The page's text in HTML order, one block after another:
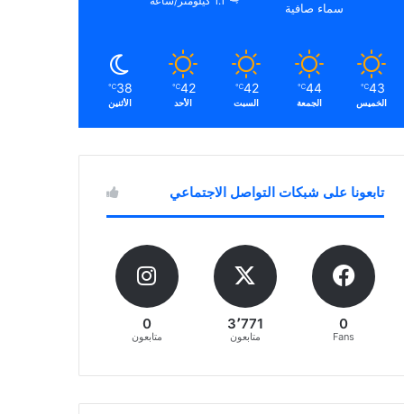
سماء صافية
43
℃
الخميس
44
℃
الجمعة
42
℃
السبت
42
℃
الأحد
38
℃
الأثنين
تابعونا على شبكات التواصل الاجتماعي
0
Fans
3٬771
متابعون
0
متابعون